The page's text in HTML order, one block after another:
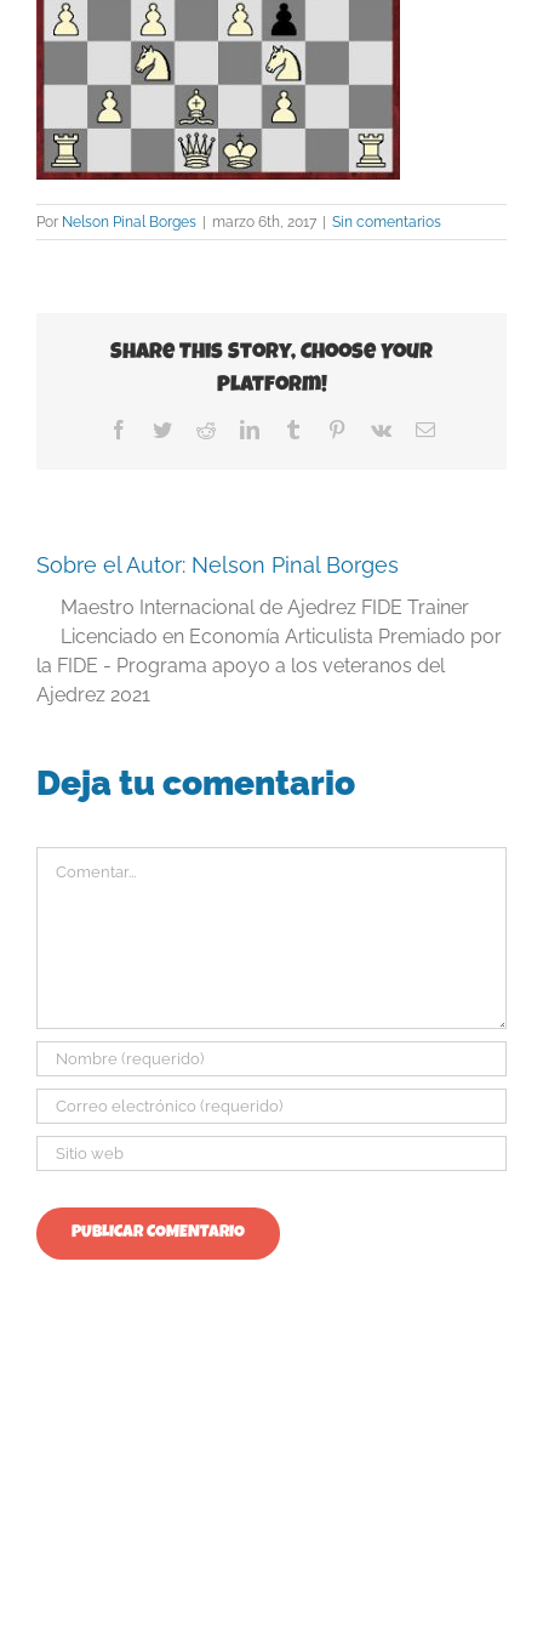
Por Nelson Pinal Borges | marzo 6th, 2017 | Sin comentarios
Share This Story, Choose Your
Platform!
Facebook
TwitterRedditLinkedInTumblr Pinterest
Vk
Correo
Sobre el Autor: Nelson Pinal Borges
Maestro Internacional de Ajedrez FIDE Trainer
Licenciado en Economía Articulista Premiado por
la FIDE - Programa apoyo a los veteranos del
Ajedrez 2021
Deja tu comentario